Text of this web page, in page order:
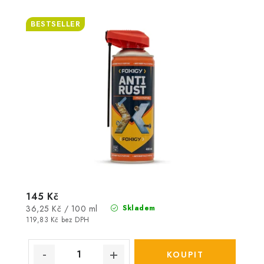
BESTSELLER
Skladem
119,83 Kč bez DPH
145 Kč
Měrná
cena:
36,25 Kč / 100 ml